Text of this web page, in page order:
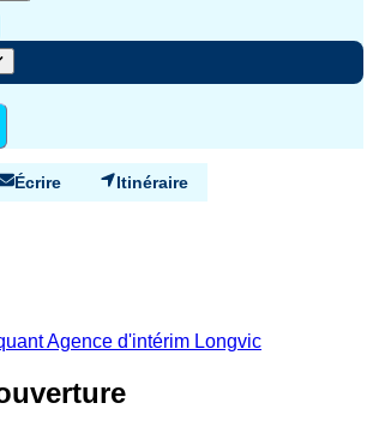
Écrire Itinéraire